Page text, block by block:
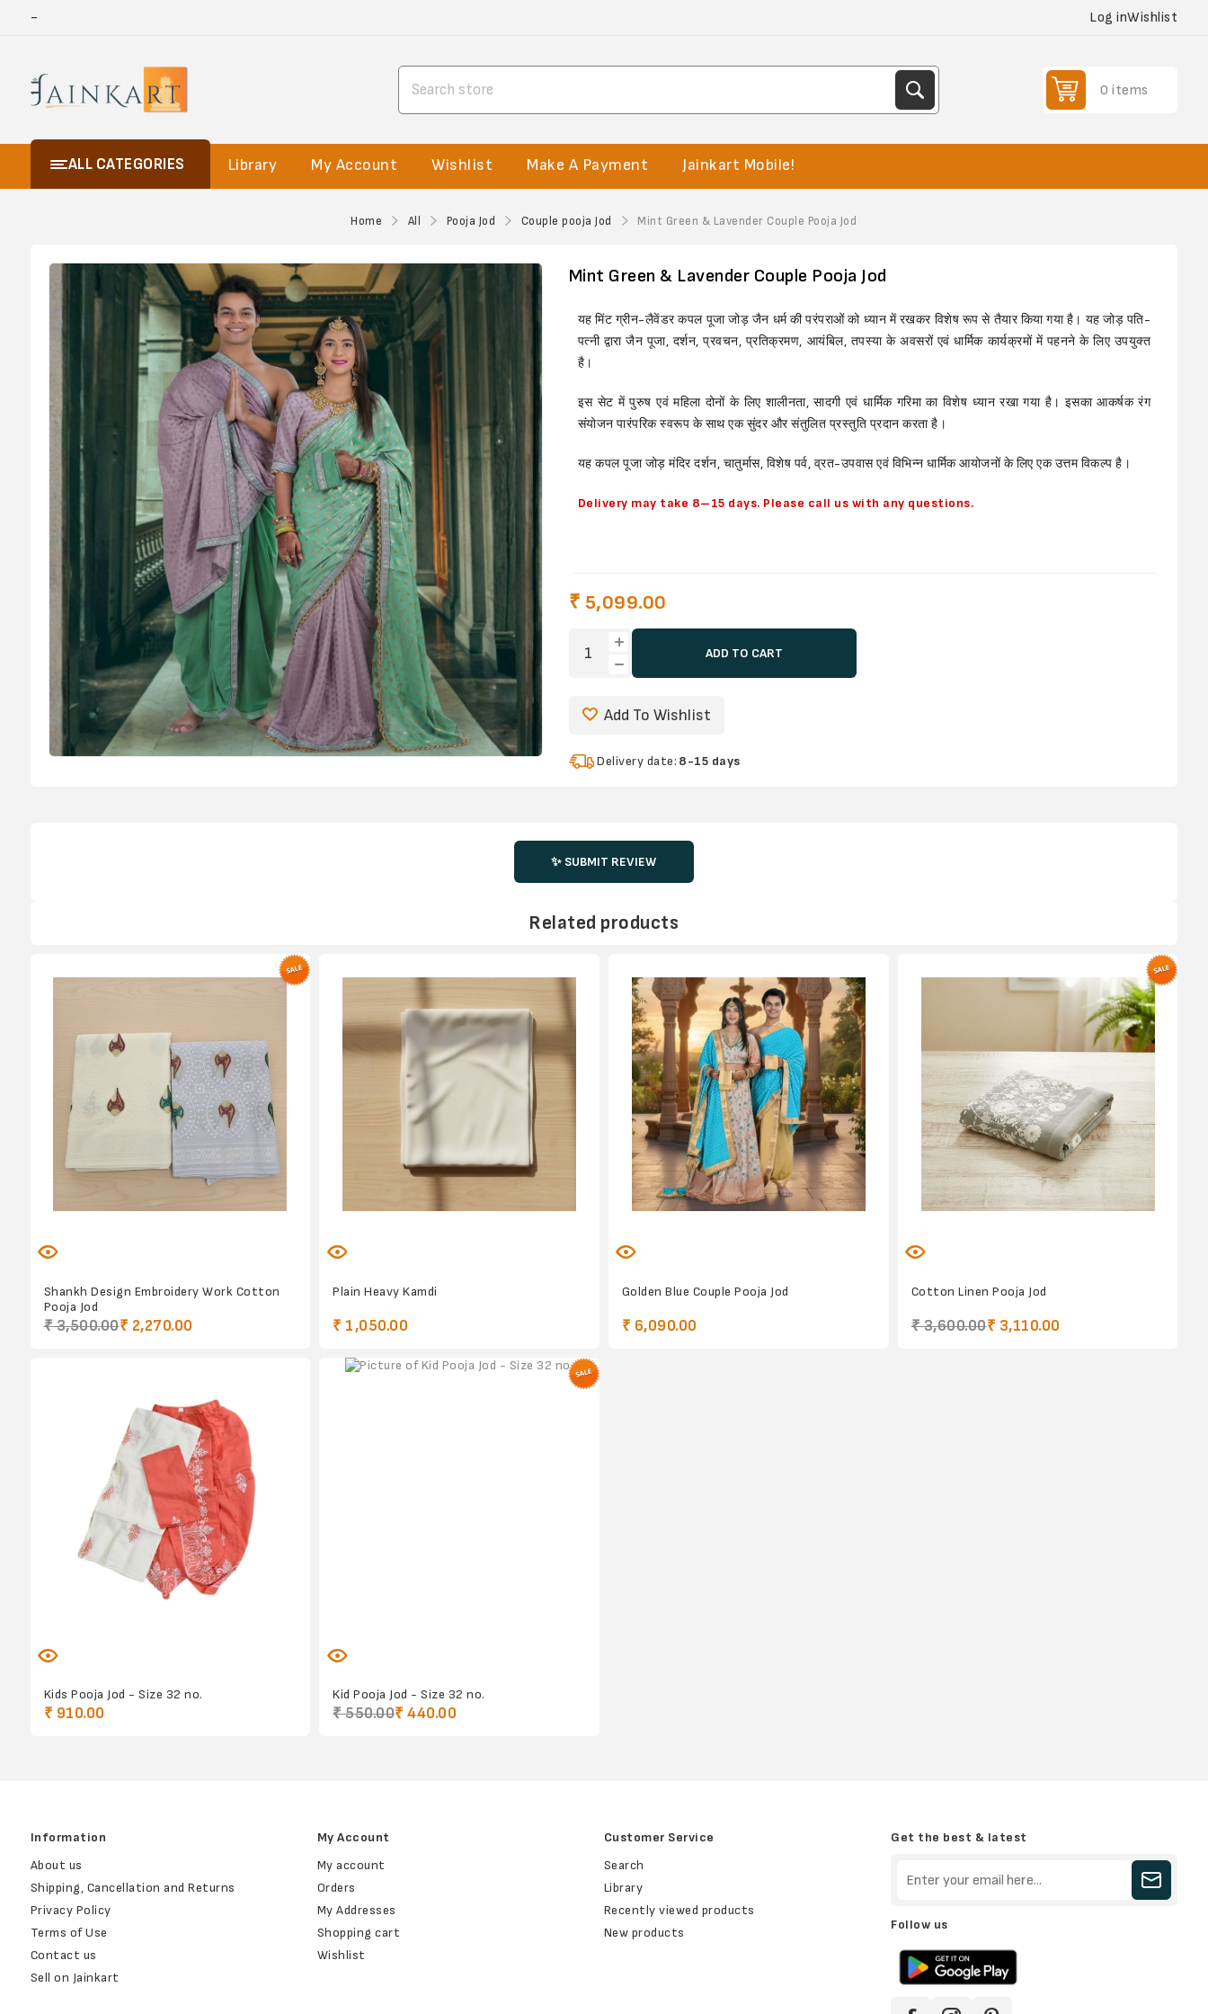
- Log inWishlist
0 items
ALL CATEGORIES Library My Account Wishlist Make A Payment Jainkart Mobile!
Home All Pooja Jod Couple pooja Jod Mint Green & Lavender Couple Pooja Jod
Mint Green & Lavender Couple Pooja Jod
यह मिंट ग्रीन-लैवेंडर कपल पूजा जोड़ जैन धर्म की परंपराओं को ध्यान में रखकर विशेष रूप से तैयार किया गया है। यह जोड़ पति-
पत्नी द्वारा जैन पूजा, दर्शन, प्रवचन, प्रतिक्रमण, आयंबिल, तपस्या के अवसरों एवं धार्मिक कार्यक्रमों में पहनने के लिए उपयुक्त
है।
इस सेट में पुरुष एवं महिला दोनों के लिए शालीनता, सादगी एवं धार्मिक गरिमा का विशेष ध्यान रखा गया है। इसका आकर्षक रंग
संयोजन पारंपरिक स्वरूप के साथ एक सुंदर और संतुलित प्रस्तुति प्रदान करता है।
यह कपल पूजा जोड़ मंदिर दर्शन, चातुर्मास, विशेष पर्व, व्रत-उपवास एवं विभिन्न धार्मिक आयोजनों के लिए एक उत्तम विकल्प है।
Delivery may take 8–15 days. Please call us with any questions.
₹ 5,099.00
ADD TO CART
Add To Wishlist
Delivery date: 8-15 days
✨ SUBMIT REVIEW
Related products
Shankh Design Embroidery Work Cotton
Pooja Jod
₹ 3,500.00₹ 2,270.00
Plain Heavy Kamdi
₹ 1,050.00
Golden Blue Couple Pooja Jod
₹ 6,090.00
Cotton Linen Pooja Jod
₹ 3,600.00₹ 3,110.00
Kids Pooja Jod - Size 32 no.
₹ 910.00
Kid Pooja Jod - Size 32 no.
₹ 550.00₹ 440.00
Information
About us
Shipping, Cancellation and Returns
Privacy Policy
Terms of Use
Contact us
Sell on Jainkart
My Account
My account
Orders
My Addresses
Shopping cart
Wishlist
Customer Service
Search
Library
Recently viewed products
New products
Get the best & latest
Follow us